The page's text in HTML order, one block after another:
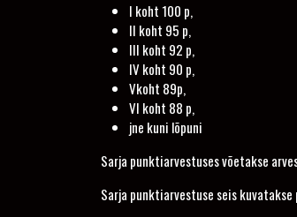
I koht 100 p,
II koht 95 p,
III koht 92 p,
IV koht 90 p,
Vkoht 89p,
VI koht 88 p,
jne kuni lõpuni
Sarja punktiarvestuses võetakse
Sarja punktiarvestuse seis